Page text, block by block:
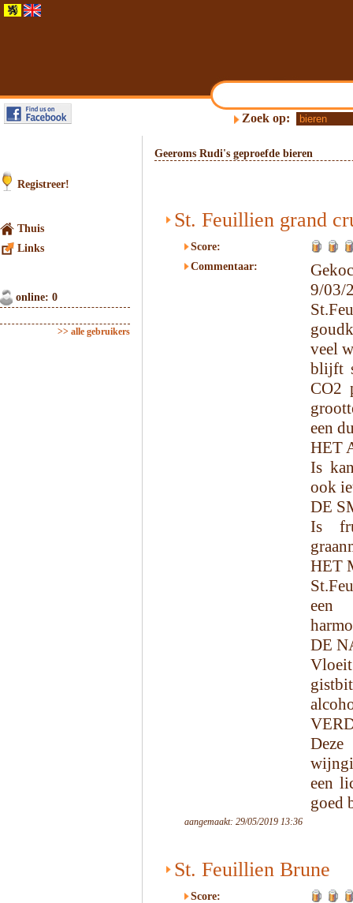
Zoek op:
Registreer!
Thuis
Links
online: 0
>> alle gebruikers
Geeroms Rudi's geproefde bieren
St. Feuillien grand
Score:
Commentaar:
9/03/
veel
blijft
CO2
een
HET
Is
ook
DE
Is
HET
een
DE
een
goed
aangemaakt: 29/05/2019 13:36
St. Feuillien Brune
Score: